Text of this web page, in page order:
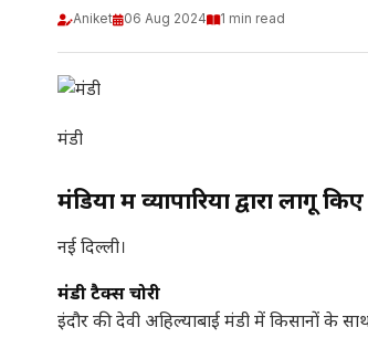
Aniket 06 Aug 2024 1 min read
मंडी
मंडियों में व्यापारियों द्वारा लागू
नई दिल्ली।
मंडी टैक्स चोरी
इंदौर की देवी अहिल्याबाई मंडी में किसानों के